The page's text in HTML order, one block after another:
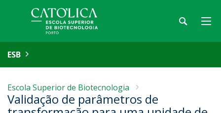
ESB
Escola Superior de Biotecnologia
Validação de parâmetros de